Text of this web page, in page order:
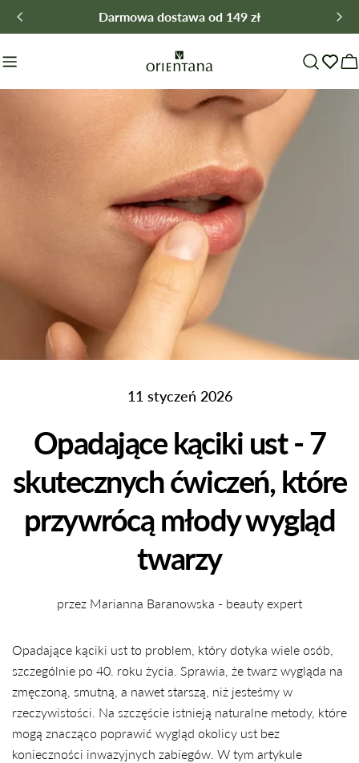
Przejdź
do
Darmowa dostawa od 149 zł
11 styczeń 2026
Opadające kąciki ust - 7
skutecznych ćwiczeń, które
przywrócą młody wygląd
twarzy
przez Marianna Baranowska - beauty expert
Opadające kąciki ust to problem, który dotyka wiele osób,
szczególnie po 40. roku życia. Sprawia, że twarz wygląda na
zmęczoną, smutną, a nawet starszą, niż jesteśmy w
rzeczywistości. Na szczęście istnieją naturalne metody, które
mogą znacząco poprawić wygląd okolicy ust bez
konieczności inwazyjnych zabiegów. W tym artykule